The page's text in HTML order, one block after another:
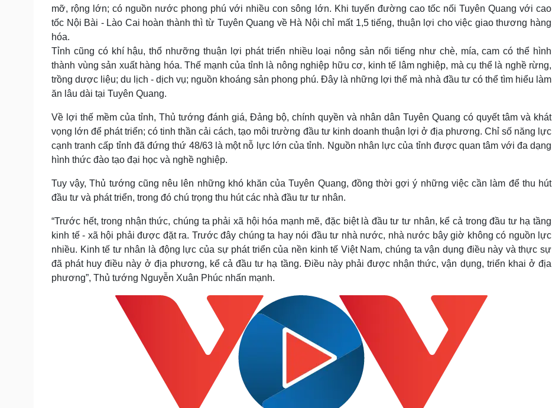
mỡ, rộng lớn; có nguồn nước phong phú với nhiều con sông lớn. Khi tuyến đường cao tốc nối Tuyên Quang với cao
tốc Nội Bài - Lào Cai hoàn thành thì từ Tuyên Quang về Hà Nội chỉ mất 1,5 tiếng, thuận lợi cho việc giao thương hàng
hóa.
Tỉnh cũng có khí hậu, thổ nhưỡng thuận lợi phát triển nhiều loại nông sản nổi tiếng như chè, mía, cam có thể hình
thành vùng sản xuất hàng hóa. Thế mạnh của tỉnh là nông nghiệp hữu cơ, kinh tế lâm nghiệp, mà cụ thể là nghề rừng,
trồng dược liệu; du lịch - dịch vụ; nguồn khoáng sản phong phú. Đây là những lợi thế mà nhà đầu tư có thể tìm hiểu làm
ăn lâu dài tại Tuyên Quang.
Về lợi thế mềm của tỉnh, Thủ tướng đánh giá, Đảng bộ, chính quyền và nhân dân Tuyên Quang có quyết tâm và khát
vọng lớn để phát triển; có tinh thần cải cách, tạo môi trường đầu tư kinh doanh thuận lợi ở địa phương. Chỉ số năng lực
cạnh tranh cấp tỉnh đã đứng thứ 48/63 là một nỗ lực lớn của tỉnh. Nguồn nhân lực của tỉnh được quan tâm với đa dạng
hình thức đào tạo đại học và nghề nghiệp.
Tuy vậy, Thủ tướng cũng nêu lên những khó khăn của Tuyên Quang, đồng thời gợi ý những việc cần làm để thu hút
đầu tư và phát triển, trong đó chú trọng thu hút các nhà đầu tư tư nhân.
“Trước hết, trong nhận thức, chúng ta phải xã hội hóa mạnh mẽ, đặc biệt là đầu tư tư nhân, kể cả trong đầu tư hạ tầng
kinh tế - xã hội phải được đặt ra. Trước đây chúng ta hay nói đầu tư nhà nước, nhà nước bây giờ không có nguồn lực
nhiều. Kinh tế tư nhân là động lực của sự phát triển của nền kinh tế Việt Nam, chúng ta vận dụng điều này và thực sự
đã phát huy điều này ở địa phương, kể cả đầu tư hạ tầng. Điều này phải được nhận thức, vận dụng, triển khai ở địa
phương”, Thủ tướng Nguyễn Xuân Phúc nhấn mạnh.